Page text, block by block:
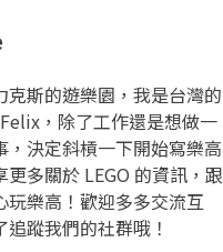
克斯的遊樂園，我是台灣的
Felix，除了工作還是想做一
，決定斜槓一下開始寫樂高
更多關於 LEGO 的資訊，跟
玩樂高！歡迎多多交流互
蹤我們的社群哦！